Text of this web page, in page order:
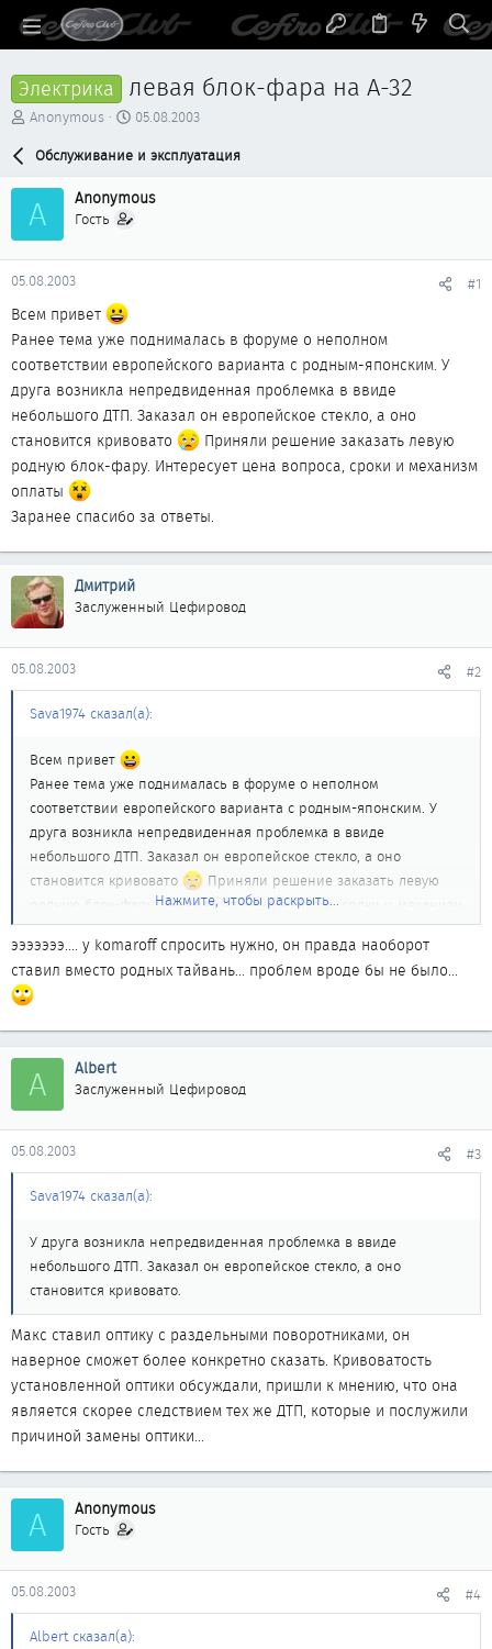
Электрика левая блок-фара на А-32
А
р
т
м
ы
Anonymous
Д
т
н
а
05.08.2003
Обслуживание и эксплуатация
A Anonymous
Гость
05.08.2003 #1
Всем привет
Ранее тема уже поднималась в форуме о неполном
соответствии европейского варианта с родным-японским. У
друга возникла непредвиденная проблемка в ввиде
небольшого ДТП. Заказал он европейское стекло, а оно
становится кривовато
Приняли решение заказать левую
родную блок-фару. Интересует цена вопроса, сроки и механизм
оплаты
Заранее спасибо за ответы.
Дмитрий
Заслуженный Цефировод
05.08.2003 #2
Sava1974 сказал(а):
Всем привет
Ранее тема уже поднималась в форуме о неполном
соответствии европейского варианта с родным-японским. У
друга возникла непредвиденная проблемка в ввиде
небольшого ДТП. Заказал он европейское стекло, а оно
становится кривовато
Приняли решение заказать левую
родную блок-фару. Интересует цена вопроса, сроки и механизм
оплаты
Заранее спасибо за ответы.
Нажмите, чтобы раскрыть...
эээээээ.... у komaroff спросить нужно, он правда наоборот
ставил вместо родных тайвань... проблем вроде бы не было...
A Albert
Заслуженный Цефировод
05.08.2003 #3
Sava1974 сказал(а):
У друга возникла непредвиденная проблемка в ввиде
небольшого ДТП. Заказал он европейское стекло, а оно
становится кривовато.
Макс ставил оптику с раздельными поворотниками, он
наверное сможет более конкретно сказать. Кривоватость
установленной оптики обсуждали, пришли к мнению, что она
является скорее следствием тех же ДТП, которые и послужили
причиной замены оптики...
A Anonymous
Гость
05.08.2003 #4
Albert сказал(а):